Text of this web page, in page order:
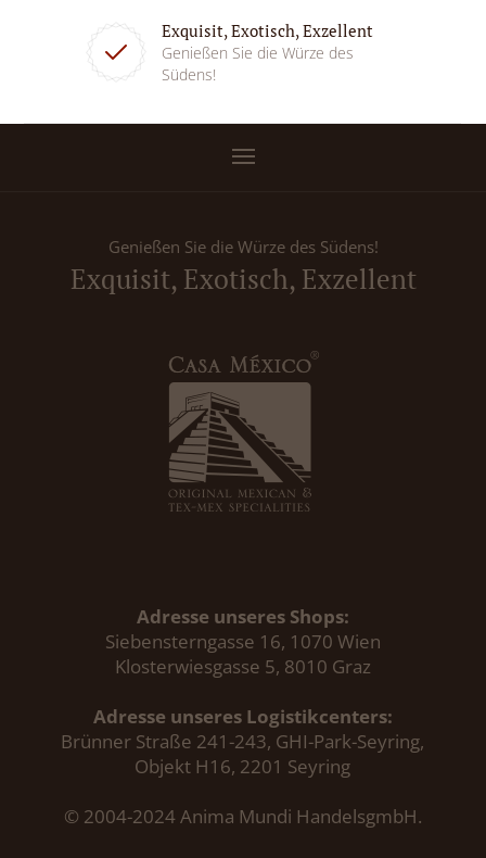
Exquisit, Exotisch, Exzellent
Genießen Sie die Würze des
Südens!
Genießen Sie die Würze des Südens!
Exquisit, Exotisch, Exzellent
Adresse unseres Shops:
Siebensterngasse 16, 1070 Wien
Klosterwiesgasse 5, 8010 Graz
Adresse unseres Logistikcenters:
Brünner Straße 241-243, GHI-Park-Seyring,
Objekt H16, 2201 Seyring
© 2004-2024 Anima Mundi HandelsgmbH.